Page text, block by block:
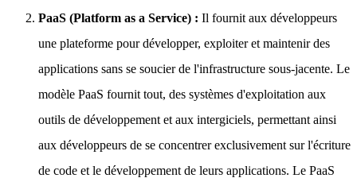
PaaS (Platform as a Service) : Il fournit aux développeurs
une plateforme pour développer, exploiter et maintenir des
applications sans se soucier de l'infrastructure sous-jacente. Le
modèle PaaS fournit tout, des systèmes d'exploitation aux
outils de développement et aux intergiciels, permettant ainsi
aux développeurs de se concentrer exclusivement sur l'écriture
de code et le développement de leurs applications. Le PaaS